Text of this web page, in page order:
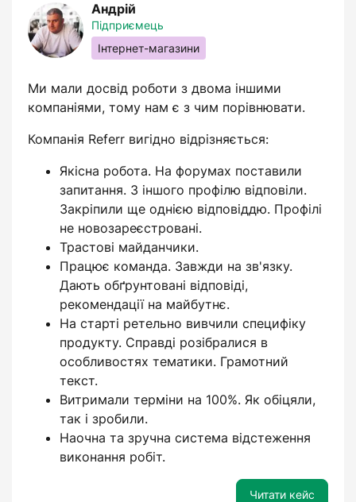
Андрій
Підприємець
Інтернет-магазини
Ми мали досвід роботи з двома іншими
компаніями, тому нам є з чим порівнювати.
Компанія Referr вигідно відрізняється:
Якісна робота. На форумах поставили
запитання. З іншого профілю відповіли.
Закріпили ще однією відповіддю. Профілі
не новозареєстровані.
Трастові майданчики.
Працює команда. Завжди на зв'язку.
Дають обґрунтовані відповіді,
рекомендації на майбутнє.
На старті ретельно вивчили специфіку
продукту. Справді розібралися в
особливостях тематики. Грамотний
текст.
Витримали терміни на 100%. Як обіцяли,
так і зробили.
Наочна та зручна система відстеження
виконання робіт.
Читати кейс